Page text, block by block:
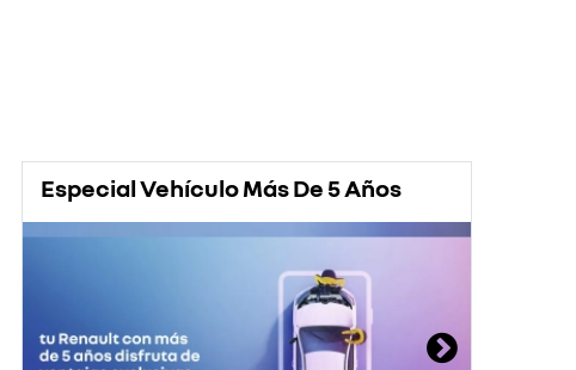
Especial Vehículo Más De 5 Años